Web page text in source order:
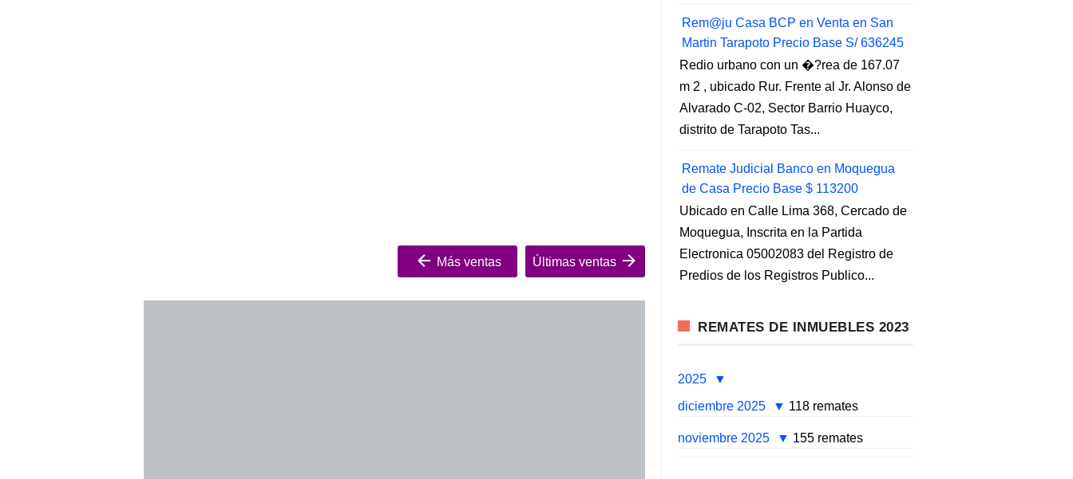
Más ventas Últimas ventas
Rem@ju Casa BCP en Venta en San
Martin Tarapoto Precio Base S/ 636245
Redio urbano con un �?rea de 167.07
m 2 , ubicado Rur. Frente al Jr. Alonso de
Alvarado C-02, Sector Barrio Huayco,
distrito de Tarapoto Tas...
Remate Judicial Banco en Moquegua
de Casa Precio Base $ 113200
Ubicado en Calle Lima 368, Cercado de
Moquegua, Inscrita en la Partida
Electronica 05002083 del Registro de
Predios de los Registros Publico...
REMATES DE INMUEBLES 2023
2025
diciembre 2025
118 remates
noviembre 2025 155 remates